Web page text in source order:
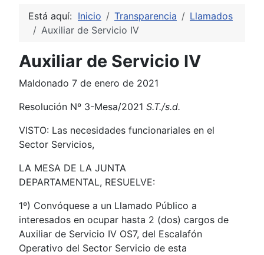
Está aquí: Inicio Transparencia
Llamados
Auxiliar de Servicio IV
Auxiliar de Servicio IV
Maldonado 7 de enero de 2021
Resolución Nº 3-Mesa/2021 S.T./s.d.
VISTO: Las necesidades funcionariales en el
Sector Servicios,
LA MESA DE LA JUNTA
DEPARTAMENTAL, RESUELVE:
1º) Convóquese a un Llamado Público a
interesados en ocupar hasta 2 (dos) cargos de
Auxiliar de Servicio IV OS7, del Escalafón
Operativo del Sector Servicio de esta